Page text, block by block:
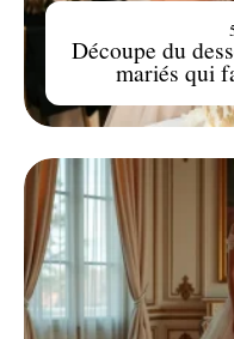
Découpe du
mariés qui